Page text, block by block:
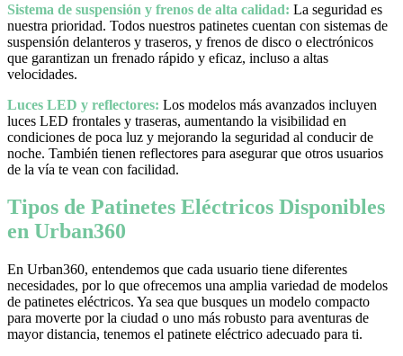
Sistema de suspensión y frenos de alta calidad: La seguridad es
nuestra prioridad. Todos nuestros patinetes cuentan con sistemas de
suspensión delanteros y traseros, y frenos de disco o electrónicos
que garantizan un frenado rápido y eficaz, incluso a altas
velocidades.
Luces LED y reflectores: Los modelos más avanzados incluyen
luces LED frontales y traseras, aumentando la visibilidad en
condiciones de poca luz y mejorando la seguridad al conducir de
noche. También tienen reflectores para asegurar que otros usuarios
de la vía te vean con facilidad.
Tipos de Patinetes Eléctricos Disponibles
en Urban360
En Urban360, entendemos que cada usuario tiene diferentes
necesidades, por lo que ofrecemos una amplia variedad de modelos
de patinetes eléctricos. Ya sea que busques un modelo compacto
para moverte por la ciudad o uno más robusto para aventuras de
mayor distancia, tenemos el patinete eléctrico adecuado para ti.